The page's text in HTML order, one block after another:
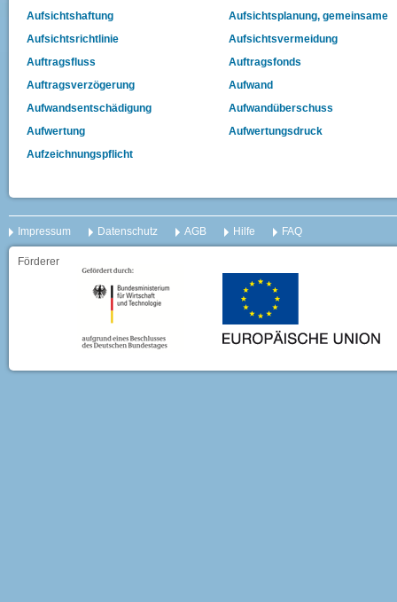
Aufsichtshaftung
Aufsichtsplanung, gemeinsame
Aufsichtsrichtlinie
Aufsichtsvermeidung
Auftragsfluss
Auftragsfonds
Auftragsverzögerung
Aufwand
Aufwandsentschädigung
Aufwandüberschuss
Aufwertung
Aufwertungsdruck
Aufzeichnungspflicht
Impressum Datenschutz AGB Hilfe FAQ
Förderer